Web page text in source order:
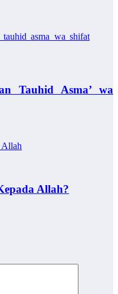
Tauhid Asma’ wa
Allah?